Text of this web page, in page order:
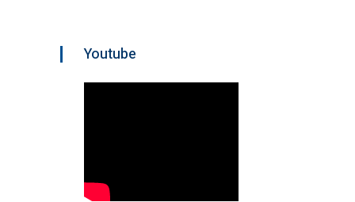
Youtube